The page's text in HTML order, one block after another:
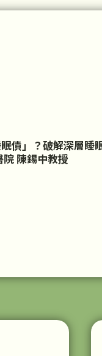
債」？破解深層睡
陳錫中教授